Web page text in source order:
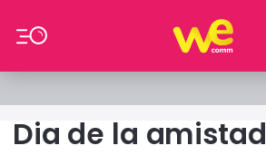
Dia de la amistad